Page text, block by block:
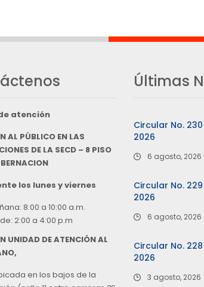
atención
AL PÚBLICO EN LAS
DE LA SECD – 8 PISO
los lunes y viernes
8:00 a 10:00 a.m.
2:00 a 4:00 p.m
UNIDAD DE ATENCIÓN AL
en los bajos de la
Últimas
Circular No.
2026
6 agosto, 2026
Circular No.
2026
6 agosto, 2026
Circular No.
2026
3 agosto, 2026